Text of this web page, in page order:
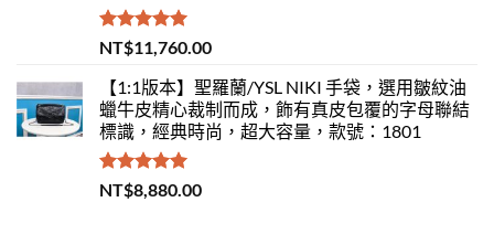
評分5.00
滿分 5
NT$11,760.00
【1:1版本】聖羅蘭/YSL NIKI 手袋，選用皺紋油
蠟牛皮精心裁制而成，飾有真皮包覆的字母聯結
標識，經典時尚，超大容量，款號：1801
評分 5.00
滿分 5
NT$8,880.00